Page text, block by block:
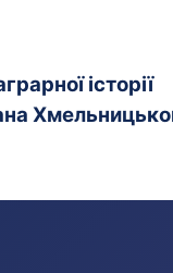
історії